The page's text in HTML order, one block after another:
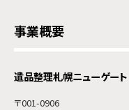
事業概要
遺品整理札幌ニューゲート
〒001-0906